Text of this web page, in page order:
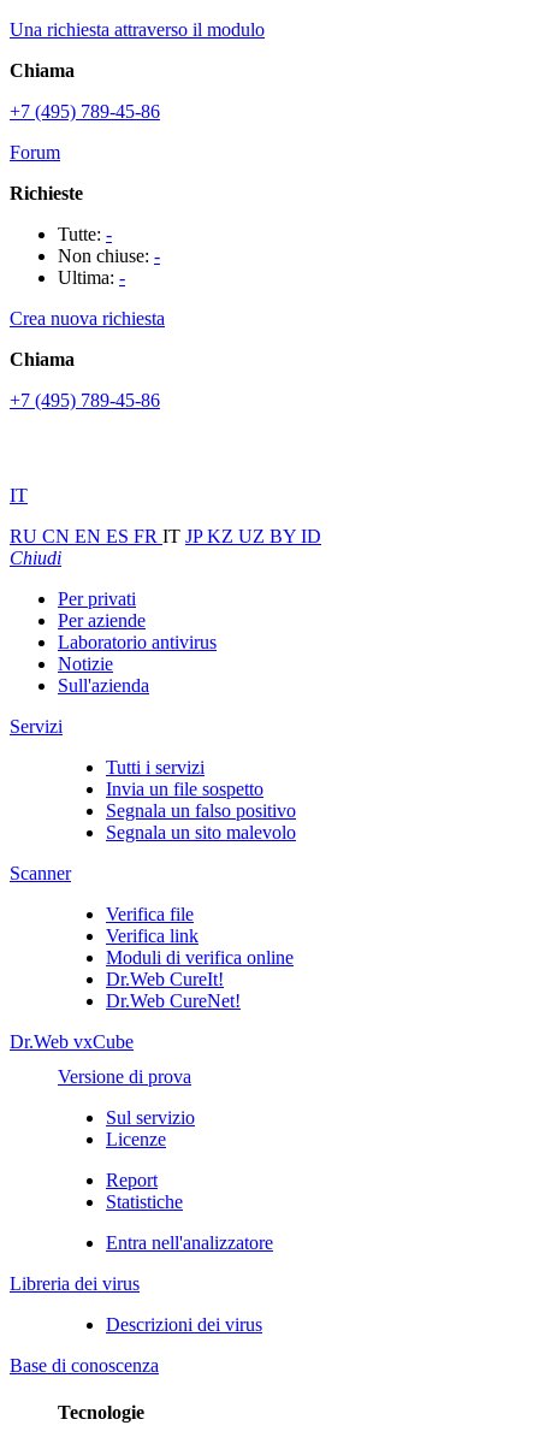
Una richiesta attraverso il modulo
Chiama
+7 (495) 789-45-86
Forum
Richieste
Tutte: -
Non chiuse: -
Ultima: -
Crea nuova richiesta
Chiama
+7 (495) 789-45-86
IT
RU CN EN ES FR IT JPKZ UZ BY ID
Chiudi
Per privati
Per aziende
Laboratorio antivirus
Notizie
Sull'azienda
Servizi
Tutti i servizi
Invia un file sospetto
Segnala un falso positivo
Segnala un sito malevolo
Scanner
Verifica file
Verifica link
Moduli di verifica online
Dr.Web CureIt!
Dr.Web CureNet!
Dr.Web vxCube
Versione di prova
Sul servizio
Licenze
Report
Statistiche
Entra nell'analizzatore
Libreria dei virus
Descrizioni dei virus
Base di conoscenza
Tecnologie